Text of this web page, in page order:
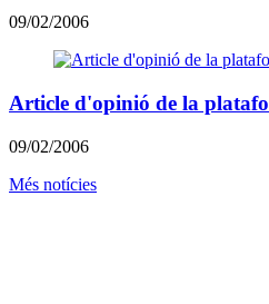
09/02/2006
Article d'opinió de la
09/02/2006
Més notícies